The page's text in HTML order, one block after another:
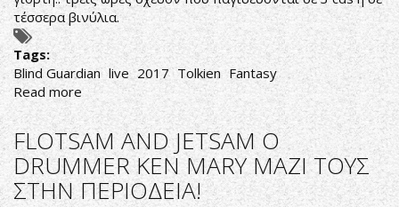
τέσσερα βινύλια.
Tags:
Blind Guardian live 2017 Tolkien Fantasy
Read more about
Οι
Βάρδοι
Σαρώνουν
την
Ευρώπη
FLOTSAM AND JETSAM O
DRUMMER KEN MARY ΜΑΖΙ ΤΟΥΣ
ΣΤΗΝ ΠΕΡΙΟΔΕΙΑ!